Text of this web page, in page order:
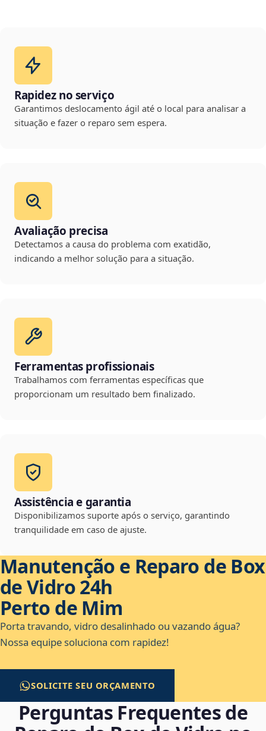
Rapidez no serviço
Garantimos deslocamento ágil até o local para analisar a
situação e fazer o reparo sem espera.
Avaliação precisa
Detectamos a causa do problema com exatidão,
indicando a melhor solução para a situação.
Ferramentas profissionais
Trabalhamos com ferramentas específicas que
proporcionam um resultado bem finalizado.
Assistência e garantia
Disponibilizamos suporte após o serviço, garantindo
tranquilidade em caso de ajuste.
Manutenção e Reparo de Box
de Vidro 24h
Perto de Mim
Porta travando, vidro desalinhado ou vazando água?
Nossa equipe soluciona com rapidez!
SOLICITE SEU ORÇAMENTO
Perguntas Frequentes de